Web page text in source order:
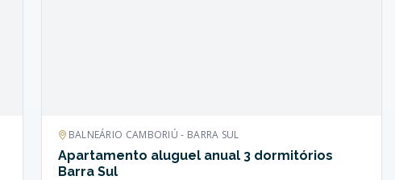
BALNEÁRIO CAMBORIÚ - BARRA SUL
Apartamento aluguel anual 3 dormitórios
Barra Sul